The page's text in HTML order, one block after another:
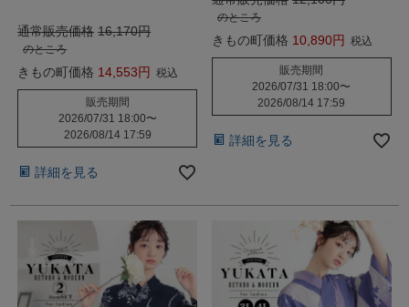
通常販売価格 16,170
のところ
きもの町価格 14,553 税込
販売期間
2026/07/31 18:00〜
2026/08/14 17:59
詳細を見る
のところ
きもの町価格 10,890 税込
販売期間
2026/07/31 18:00〜
2026/08/14 17:59
詳細を見る